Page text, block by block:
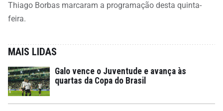
Thiago Borbas marcaram a programação desta quinta-
feira.
MAIS LIDAS
Galo vence o Juventude e avança às
quartas da Copa do Brasil